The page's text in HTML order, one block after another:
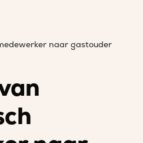
naar gastouder